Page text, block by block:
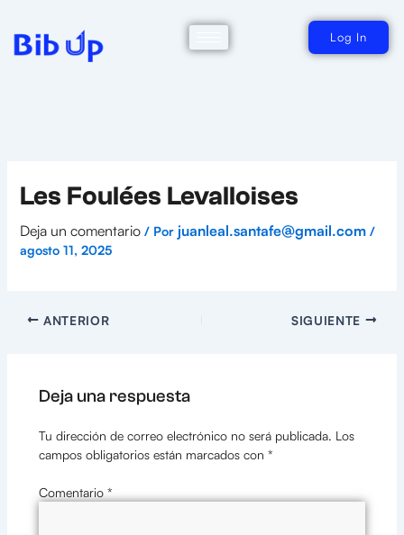
contenido
Log In
Les Foulées Levalloises
Deja un comentario / Por juanleal.santafe@gmail.com /
agosto 11, 2025
ANTERIOR SIGUIENTE
Deja una respuesta
Tu dirección de correo electrónico no será publicada. Los
campos obligatorios están marcados con *
Comentario *